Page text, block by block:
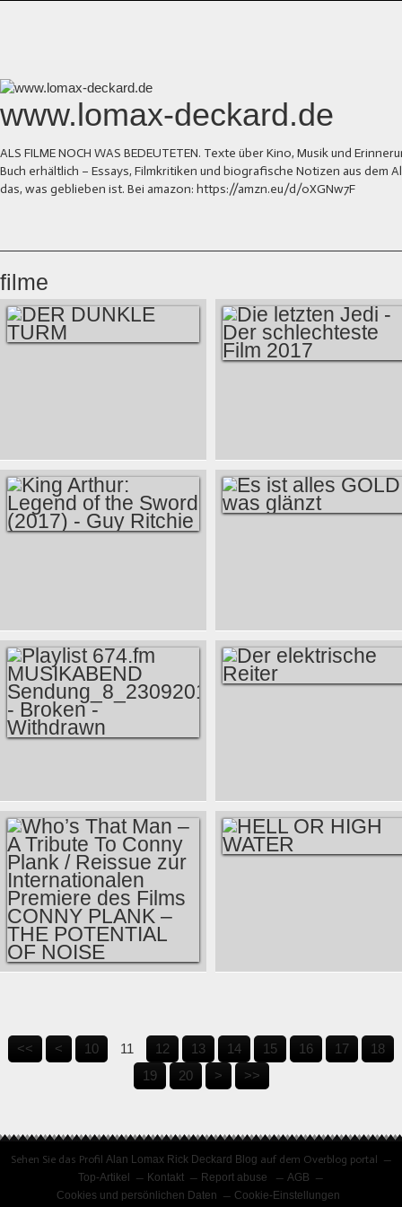
www.lomax-deckard.de
ALS FILME NOCH WAS BEDEUTETEN. Texte über Kino, Musik und
Buch erhältlich – Essays, Filmkritiken und biografische Notizen aus dem
das, was geblieben ist. Bei amazon: https://amzn.eu/d/0XGNw7F
filme
SCHLECHTESTE
FILM 2017
SWORD (2017) -
GUY RITCHIE
MUSIKABEND
SENDUNG_8_23092017_LOST
- BROKEN -
WITHDRAWN
A TRIBUTE TO
CONNY PLANK /
PREMIERE DES
FILMS CONNY
PLANK – THE
<< < 10 11 12 13 14 15 16 17
18
19
20 30
40
> >>
Sehen Sie das Profil Alan Lomax Rick Deckard Blog auf dem Overblog portal
Top-Artikel
Kontakt Report abuse
AGB
Cookies und persönlichen Daten
Cookie-Einstellungen